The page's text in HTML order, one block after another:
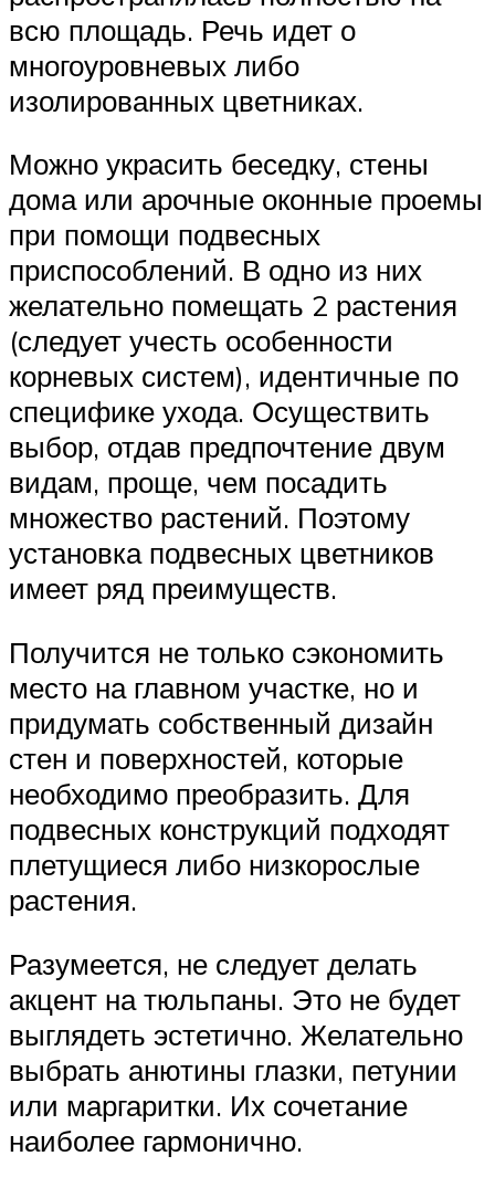
всю площадь. Речь идет о
многоуровневых либо
изолированных цветниках.
Можно украсить беседку, стены
дома или арочные оконные проемы
при помощи подвесных
приспособлений. В одно из них
желательно помещать 2 растения
(следует учесть особенности
корневых систем), идентичные по
специфике ухода. Осуществить
выбор, отдав предпочтение двум
видам, проще, чем посадить
множество растений. Поэтому
установка подвесных цветников
имеет ряд преимуществ.
Получится не только сэкономить
место на главном участке, но и
придумать собственный дизайн
стен и поверхностей, которые
необходимо преобразить. Для
подвесных конструкций подходят
плетущиеся либо низкорослые
растения.
Разумеется, не следует делать
акцент на тюльпаны. Это не будет
выглядеть эстетично. Желательно
выбрать анютины глазки, петунии
или маргаритки. Их сочетание
наиболее гармонично.